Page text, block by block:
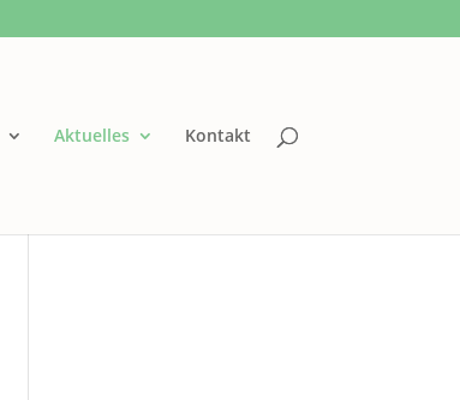
Aktuelles Kontakt